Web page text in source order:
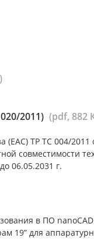
2011) (pdf, 882
(ЕАС) ТР ТС 004/2011
совместимости
06.05.2031 г.
в ПО
19” для